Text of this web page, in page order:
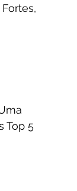
Top 5